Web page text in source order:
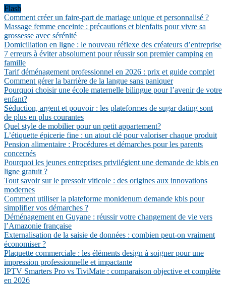
Flash
Comment créer un faire-part de mariage unique et personnalisé ?
Massage femme enceinte : précautions et bienfaits pour vivre sa
grossesse avec sérénité
Domiciliation en ligne : le nouveau réflexe des créateurs d’entreprise
7 erreurs à éviter absolument pour réussir son premier camping en
famille
Tarif déménagement professionnel en 2026 : prix et guide complet
Comment gérer la barrière de la langue sans paniquer
Pourquoi choisir une école maternelle bilingue pour l’avenir de votre
enfant?
Séduction, argent et pouvoir : les plateformes de sugar dating sont
de plus en plus courantes
Quel style de mobilier pour un petit appartement?
L’étiquette épicerie fine : un atout clé pour valoriser chaque produit
Pension alimentaire : Procédures et démarches pour les parents
concernés
Pourquoi les jeunes entreprises privilégient une demande de kbis en
ligne gratuit ?
Tout savoir sur le pressoir viticole : des origines aux innovations
modernes
Comment utiliser la plateforme monidenum demande kbis pour
simplifier vos démarches ?
Déménagement en Guyane : réussir votre changement de vie vers
l’Amazonie française
Externalisation de la saisie de données : combien peut-on vraiment
économiser ?
Plaquette commerciale : les éléments design à soigner pour une
impression professionnelle et impactante
IPTV Smarters Pro vs TiviMate : comparaison objective et complète
en 2026